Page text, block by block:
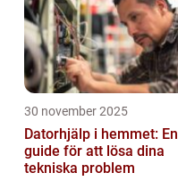
30 november 2025
Datorhjälp i hemmet: En
guide för att lösa dina
tekniska problem